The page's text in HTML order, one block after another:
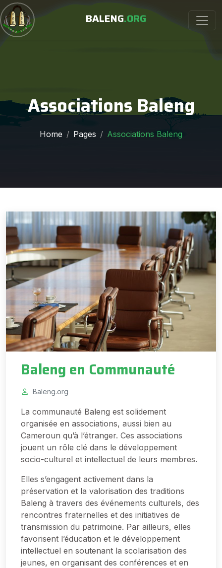
BALENG.ORG
Associations Baleng
Home Pages Associations Baleng
Baleng en Communauté
Baleng.org
La communauté Baleng est solidement
organisée en associations, aussi bien au
Cameroun qu’à l’étranger. Ces associations
jouent un rôle clé dans le développement
socio-culturel et intellectuel de leurs membres.
Elles s’engagent activement dans la
préservation et la valorisation des traditions
Baleng à travers des événements culturels, des
rencontres fraternelles et des initiatives de
transmission du patrimoine. Par ailleurs, elles
favorisent l’éducation et le développement
intellectuel en soutenant la scolarisation des
jeunes, en organisant des conférences et en